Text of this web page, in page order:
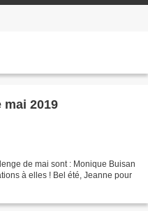
2019
de mai sont : Monique Buisan
à elles ! Bel été, Jeanne pour